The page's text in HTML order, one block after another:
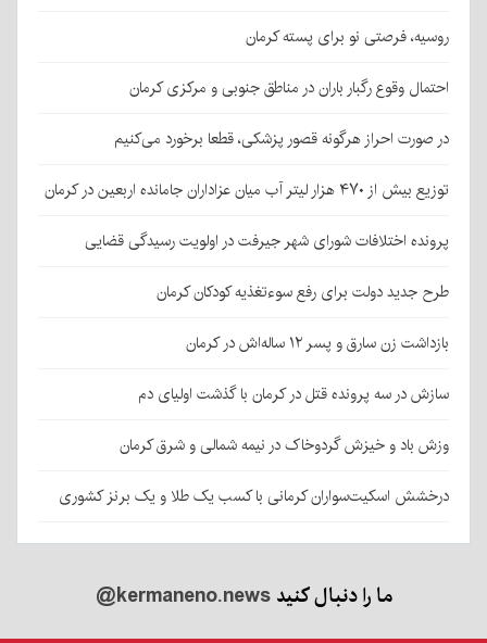
روسیه، فرصتی نو برای پسته کرمان
احتمال وقوع رگبار باران در مناطق جنوبی و مرکزی کرمان
در صورت احراز هرگونه قصور پزشکی، قطعا برخورد می‌کنیم
توزیع بیش از ۴۷۰ هزار لیتر آب میان عزاداران جامانده اربعین در کرمان
پرونده اختلافات شورای شهر جیرفت در اولویت رسیدگی قضایی
طرح جدید دولت برای رفع سوءتغذیه کودکان کرمان
بازداشت زن سارق و پسر ۱۲ ساله‌اش در کرمان
سازش در سه پرونده قتل در کرمان با گذشت اولیای دم
وزش باد و خیزش گردوخاک در نیمه شمالی و شرق کرمان
درخشش اسکیت‌سواران کرمانی با کسب یک طلا و یک برنز کشوری
ما را دنبال کنید@kermaneno.news